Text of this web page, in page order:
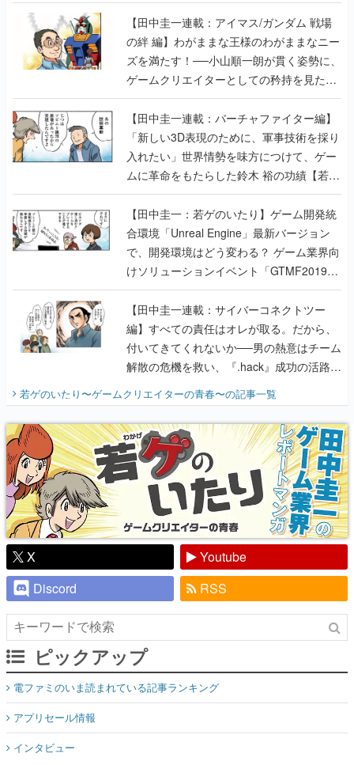
【田中圭一連載：アイマス/ガンダム 戦場
の絆 編】わがままな王様のわがままなニー
ズを満たす！──小山順一朗が貫く姿勢に、
ゲームクリエイターとしての矜持を見た
【若ゲのいたり最終回】
【田中圭一連載：バーチャファイター編】
「新しい3D表現のために、軍事技術を採り
入れたい」世界情勢を味方につけて、ゲー
ムに革命をもたらした鈴木 裕の功績【若ゲ
のいたり】
【田中圭一：若ゲのいたり】ゲーム開発統
合環境「Unreal Engine」最新バージョン
で、開発環境はどう変わる？ ゲーム業界向
けソリューションイベント「GTMF2019」
に行って、より理解を深めよう【PR】
【田中圭一連載：サイバーコネクトツー
編】すべての責任はオレが取る。だから、
付いてきてくれないか──男の熱意はチーム
解散の危機を救い、『.hack』成功の活路を
『少年ジャンプ』色だった【若ゲのいた
り】
若ゲのいたり〜ゲームクリエイターの青春〜の記事一覧
X
Youtube
Discord
RSS
ピックアップ
電ファミのいま読まれている記事ランキング
アプリセール情報
インタビュー